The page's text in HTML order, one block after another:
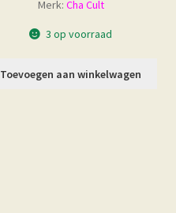
Merk: Cha Cult
3 op voorraad
Toevoegen aan winkelwagen